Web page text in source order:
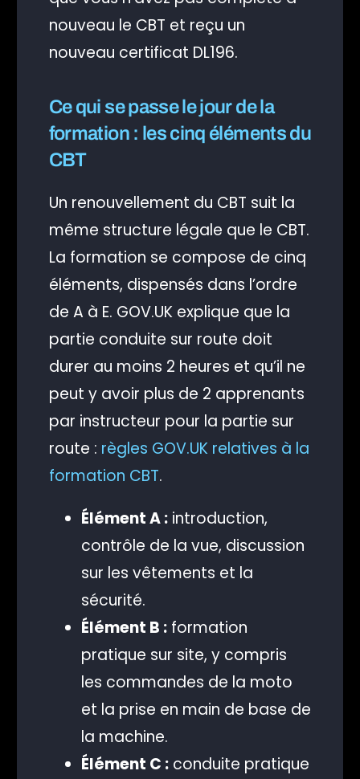
nouveau le CBT et reçu un
nouveau certificat DL196.
Ce qui se passe le jour de la
formation : les cinq éléments du
CBT
Un renouvellement du CBT suit la
même structure légale que le CBT.
La formation se compose de cinq
éléments, dispensés dans l’ordre
de A à E. GOV.UK explique que la
partie conduite sur route doit
durer au moins 2 heures et qu’il ne
peut y avoir plus de 2 apprenants
par instructeur pour la partie sur
route : règles GOV.UK relatives à la
formation CBT.
Élément A :introduction,
contrôle de la vue, discussion
sur les vêtements et la
sécurité.
Élément B :formation
pratique sur site, y compris
les commandes de la moto
et la prise en main de base de
la machine.
Élément C :conduite pratique